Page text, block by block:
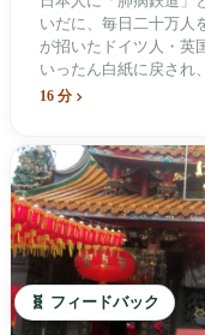
いだに、毎日二十万人
が招いたドイツ人・英
いったん白紙に戻され
よって改名・改番され
治スローガン、そして
先住民族の地名が再び
16 分
🧬 フィードバック